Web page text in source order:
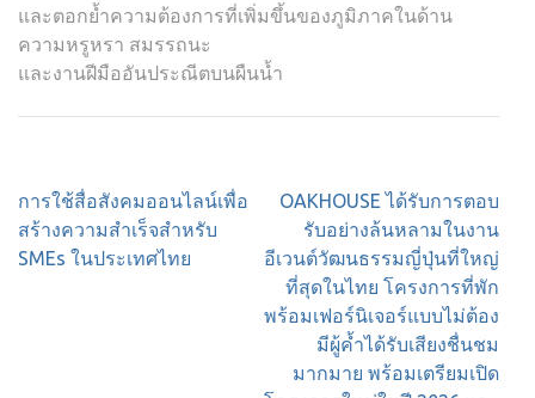
และตอกย้ำความต้องการที่เพิ่มขึ้นของภูมิภาคในด้าน
ความหรูหรา สมรรถนะ
และงานฝีมืออันประณีตบนผืนน้ำ
Post
navigation
การใช้สื่อสังคมออนไลน์เพื่อ
สร้างความสำเร็จสำหรับ
SMEs ในประเทศไทย
OAKHOUSE ได้รับการตอบ
รับอย่างล้นหลามในงาน
อีเวนต์วัฒนธรรมญี่ปุ่นที่ใหญ่
ที่สุดในไทย โครงการที่พัก
พร้อมเฟอร์นิเจอร์แบบไม่ต้อง
มีผู้ค้ำได้รับเสียงชื่นชม
มากมาย พร้อมเตรียมเปิด